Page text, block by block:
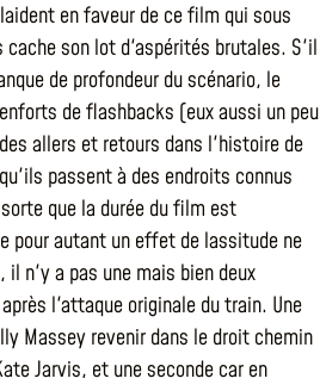
en faveur de ce film qui sous
cache son lot d'aspérités brutales. S'il
de profondeur du scénario, le
de flashbacks (eux aussi un peu
allers et retours dans l'histoire de
passent à des endroits connus
que la durée du film est
pour autant un effet de lassitude ne
n'y a pas une mais bien deux
l'attaque originale du train. Une
Massey revenir dans le droit chemin
Jarvis, et une seconde car en